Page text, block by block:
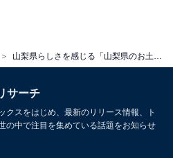
サーチ
クスをはじめ、最新のリリース情報、ト
の中で注目を集めている話題をお知らせ